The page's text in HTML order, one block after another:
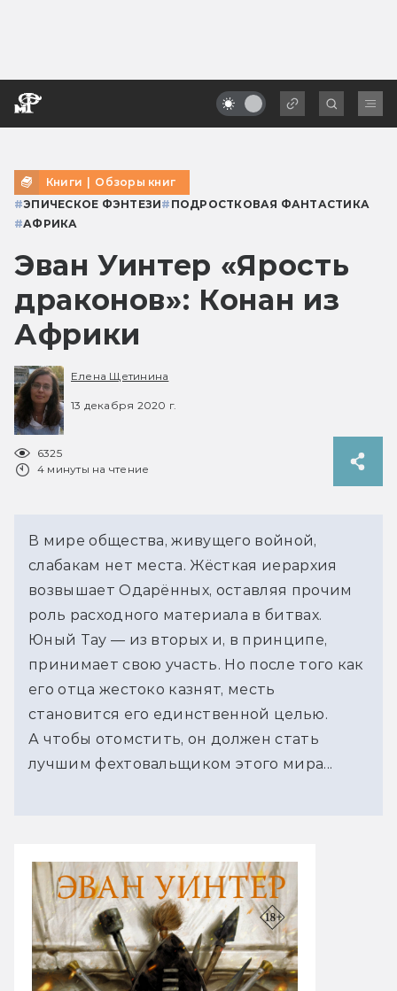
Книги | Обзоры книг
#ЭПИЧЕСКОЕ ФЭНТЕЗИ# ПОДРОСТКОВАЯ ФАНТАСТИКА
#АФРИКА
Эван Уинтер «Ярость
драконов»: Конан из
Африки
Елена Щетинина
13 декабря 2020 г.
6325
4 минуты на чтение
В мире общества, живущего войной,
слабакам нет места. Жёсткая иерархия
возвышает Одарённых, оставляя прочим
роль расходного материала в битвах.
Юный Тау — из вторых и, в принципе,
принимает свою участь. Но после того как
его отца жестоко казнят, месть
становится его единственной целью.
А чтобы отомстить, он должен стать
лучшим фехтовальщиком этого мира...